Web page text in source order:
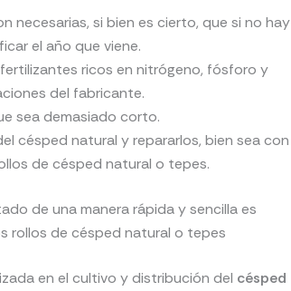
necesarias, si bien es cierto, que si no hay
el año que viene.
ricos en nitrógeno, fósforo y
del fabricante.
sea demasiado corto.
césped natural y repararlos, bien sea con
de césped natural o tepes.
de una manera rápida y sencilla es
rollos de césped natural o tepes
en el cultivo y distribución del césped